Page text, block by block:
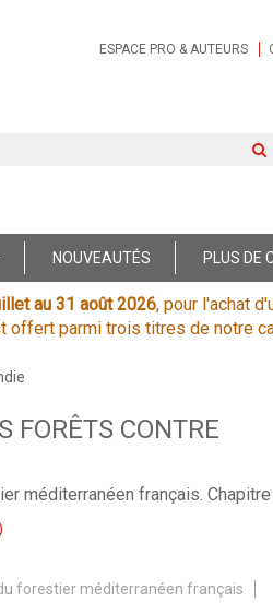
ESPACE PRO & AUTEURS
NOUVEAUTÉS PLUS DE
au 31 août 2026, pour l'achat
offert parmi trois titres de notre
FORÊTS CONTRE
méditerranéen français.
forestier méditerranéen français